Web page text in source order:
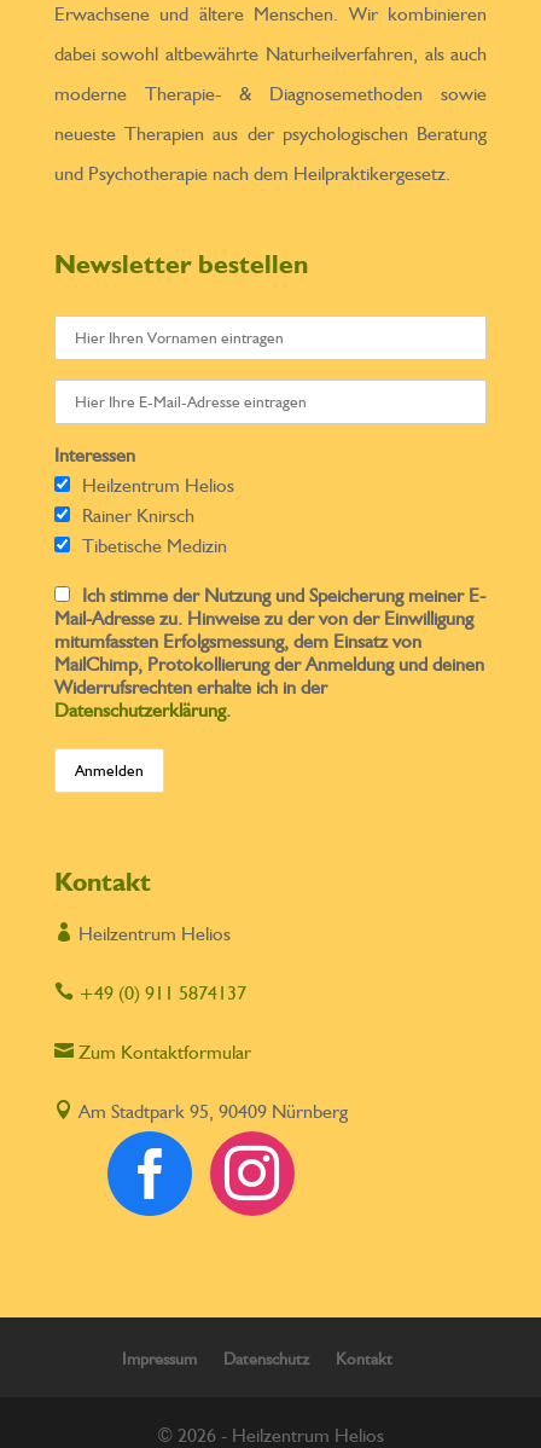
Erwachsene und ältere Menschen. Wir kombinieren
dabei sowohl altbewährte Naturheilverfahren, als auch
moderne Therapie- & Diagnosemethoden sowie
neueste Therapien aus der psychologischen Beratung
und Psychotherapie nach dem Heilpraktikergesetz.
Newsletter bestellen
Interessen
Heilzentrum Helios
Rainer Knirsch
Tibetische Medizin
Ich stimme der Nutzung und Speicherung meiner E-
Mail-Adresse zu. Hinweise zu der von der Einwilligung
mitumfassten Erfolgsmessung, dem Einsatz von
MailChimp, Protokollierung der Anmeldung und deinen
Widerrufsrechten erhalte ich in der
Datenschutzerklärung.
Kontakt
 Heilzentrum Helios
+49 (0) 911 5874137
Zum Kontaktformular
 Am Stadtpark 95, 90409 Nürnberg
 
Impressum Datenschutz Kontakt
© 2026 - Heilzentrum Helios